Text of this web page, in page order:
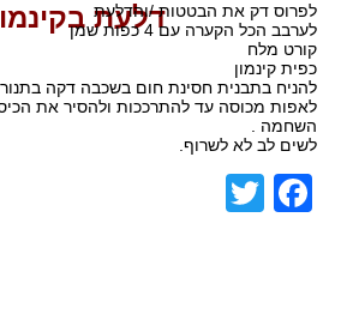
דלעת
לפרוס דק את הבטטות /והדלעת
לערבב הכל הקערה עם 4 כפות שמן
קורט מלח
כפית קינמון
להניח בתבנית חסינת חום בשכבה דקה בתנור
השחמה .
לשים לב לא לשרוף.
Facebook